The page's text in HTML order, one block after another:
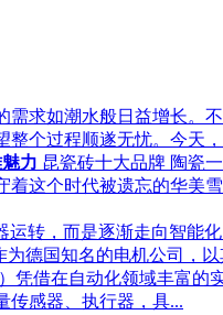
求如潮水般日益增长。
个过程顺遂无忧。今天
力 昆瓷砖十大品牌 陶瓷
这个时代被遗忘的华美
转，而是逐渐走向智能
德国知名的电机公司，
凭借在自动化领域丰富
传感器、执行器，具...